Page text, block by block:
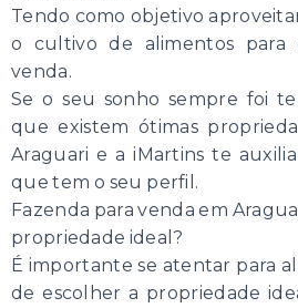
Tendo como objetivo
o cultivo de alimentos para
venda.
Se o seu sonho sempre foi
que existem ótimas
Araguari e a iMartins te
que tem o seu perfil.
Fazenda para venda em
propriedade ideal?
É importante se atentar para
de escolher a propriedade